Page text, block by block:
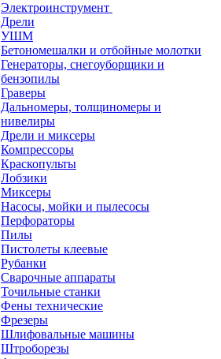
Электроинструмент
Дрели
УШМ
Бетономешалки и отбойные молотки
Генераторы, снегоуборщики и
бензопилы
Граверы
Дальномеры, толщиномеры и
нивелиры
Дрели и миксеры
Компрессоры
Краскопульты
Лобзики
Миксеры
Насосы, мойки и пылесосы
Перфораторы
Пилы
Пистолеты клеевые
Рубанки
Сварочные аппараты
Точильные станки
Фены технические
Фрезеры
Шлифовальные машины
Штроборезы